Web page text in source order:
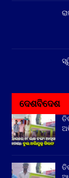
ଦେଶବିଦେଶ